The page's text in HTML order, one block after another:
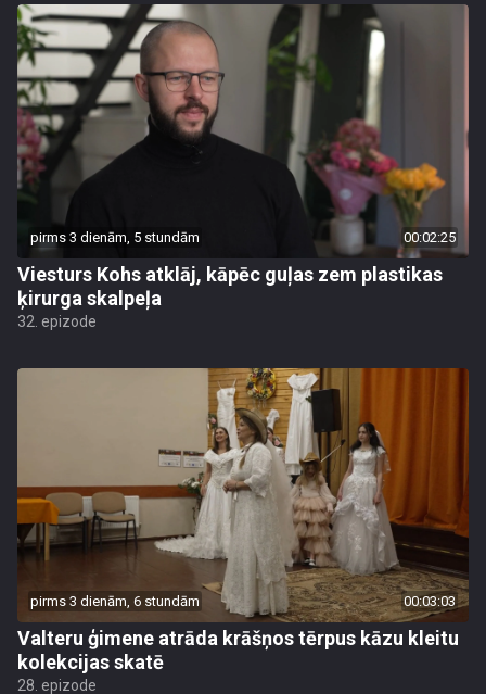
pirms 3 dienām, 5 stundām 00:02:25
Viesturs Kohs atklāj, kāpēc guļas zem plastikas
ķirurga skalpeļa
32. epizode
pirms 3 dienām, 6 stundām 00:03:03
Valteru ģimene atrāda krāšņos tērpus kāzu kleitu
kolekcijas skatē
28. epizode